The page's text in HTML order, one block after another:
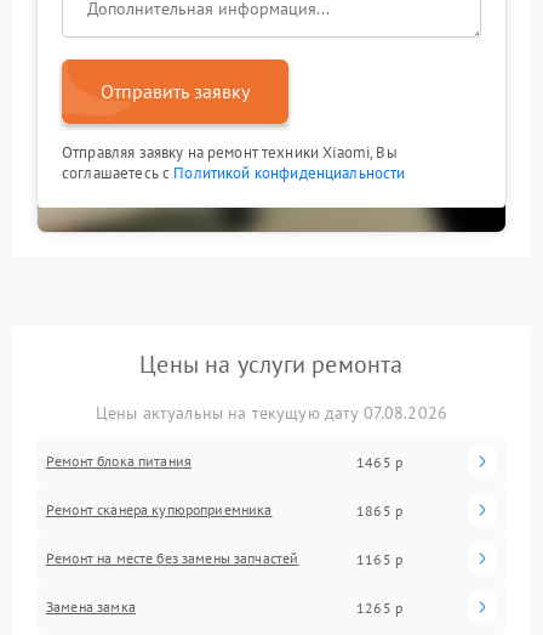
Отправить заявку
Отправляя заявку на ремонт техники Xiaomi, Вы
соглашаетесь с Политикой конфиденциальности
Цены на услуги ремонта
Цены актуальны на текущую дату 07.08.2026
Ремонт блока питания 1465 р
Ремонт сканера купюроприемника 1865 р
Ремонт на месте без замены запчастей 1165 р
Замена замка 1265 р